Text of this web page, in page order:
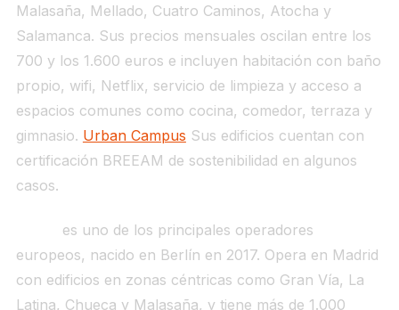
Malasaña, Mellado, Cuatro Caminos, Atocha y
Salamanca. Sus precios mensuales oscilan entre los
700 y los 1.600 euros e incluyen habitación con baño
propio, wifi, Netflix, servicio de limpieza y acceso a
espacios comunes como cocina, comedor, terraza y
gimnasio. Urban Campus Sus edificios cuentan con
certificación BREEAM de sostenibilidad en algunos
casos.
es uno de los principales operadores
europeos, nacido en Berlín en 2017. Opera en Madrid
con edificios en zonas céntricas como Gran Vía, La
Latina, Chueca y Malasaña, y tiene más de 1.000